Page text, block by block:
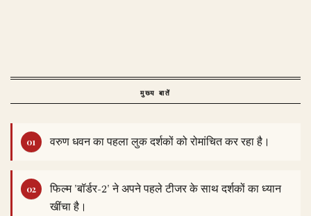
मुख्य बातें
वरुण धवन का पहला लुक दर्शकों को रोमांचित कर रहा है।
फिल्म 'बॉर्डर-2' ने अपने पहले टीजर के साथ दर्शकों का ध्यान
खींचा है।